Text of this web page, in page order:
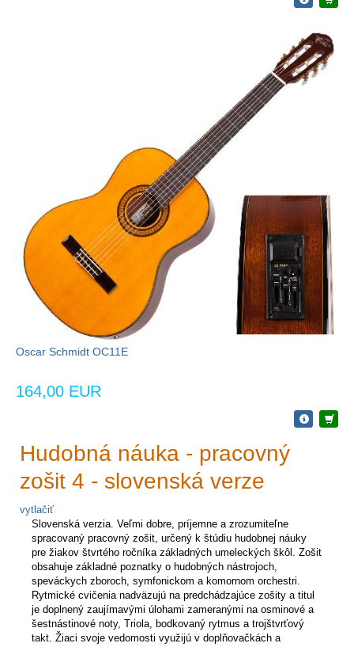
Oscar Schmidt OC11E
164,00 EUR
Hudobná náuka - pracovný
zošit 4 - slovenská verze
vytlačiť
Slovenská verzia. Veľmi dobre, príjemne a zrozumiteľne
spracovaný pracovný zošit, určený k štúdiu hudobnej náuky
pre žiakov štvrtého ročníka základných umeleckých škôl. Zošit
obsahuje základné poznatky o hudobných nástrojoch,
speváckych zboroch, symfonickom a komornom orchestri.
Rytmické cvičenia nadväzujú na predchádzajúce zošity a titul
je doplnený zaujímavými úlohami zameranými na osminové a
šestnástinové noty, Triola, bodkovaný rytmus a trojštvrťový
takt. Žiaci svoje vedomosti využijú v doplňovačkách a